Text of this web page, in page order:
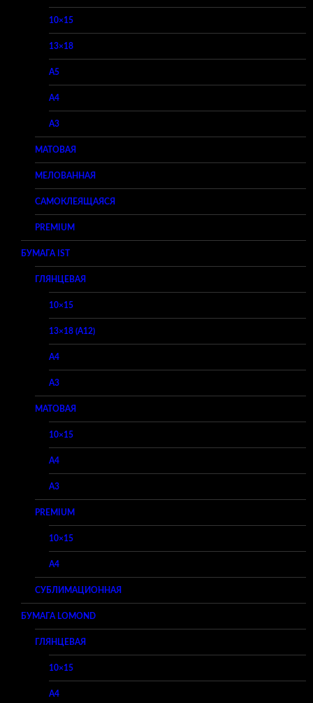
10×15
13×18
A5
A4
A3
МАТОВАЯ
МЕЛОВАННАЯ
САМОКЛЕЯЩАЯСЯ
PREMIUM
БУМАГА IST
ГЛЯНЦЕВАЯ
10×15
13×18 (A12)
A4
A3
МАТОВАЯ
10×15
A4
A3
PREMIUM
10×15
A4
СУБЛИМАЦИОННАЯ
БУМАГА LOMOND
ГЛЯНЦЕВАЯ
10×15
A4